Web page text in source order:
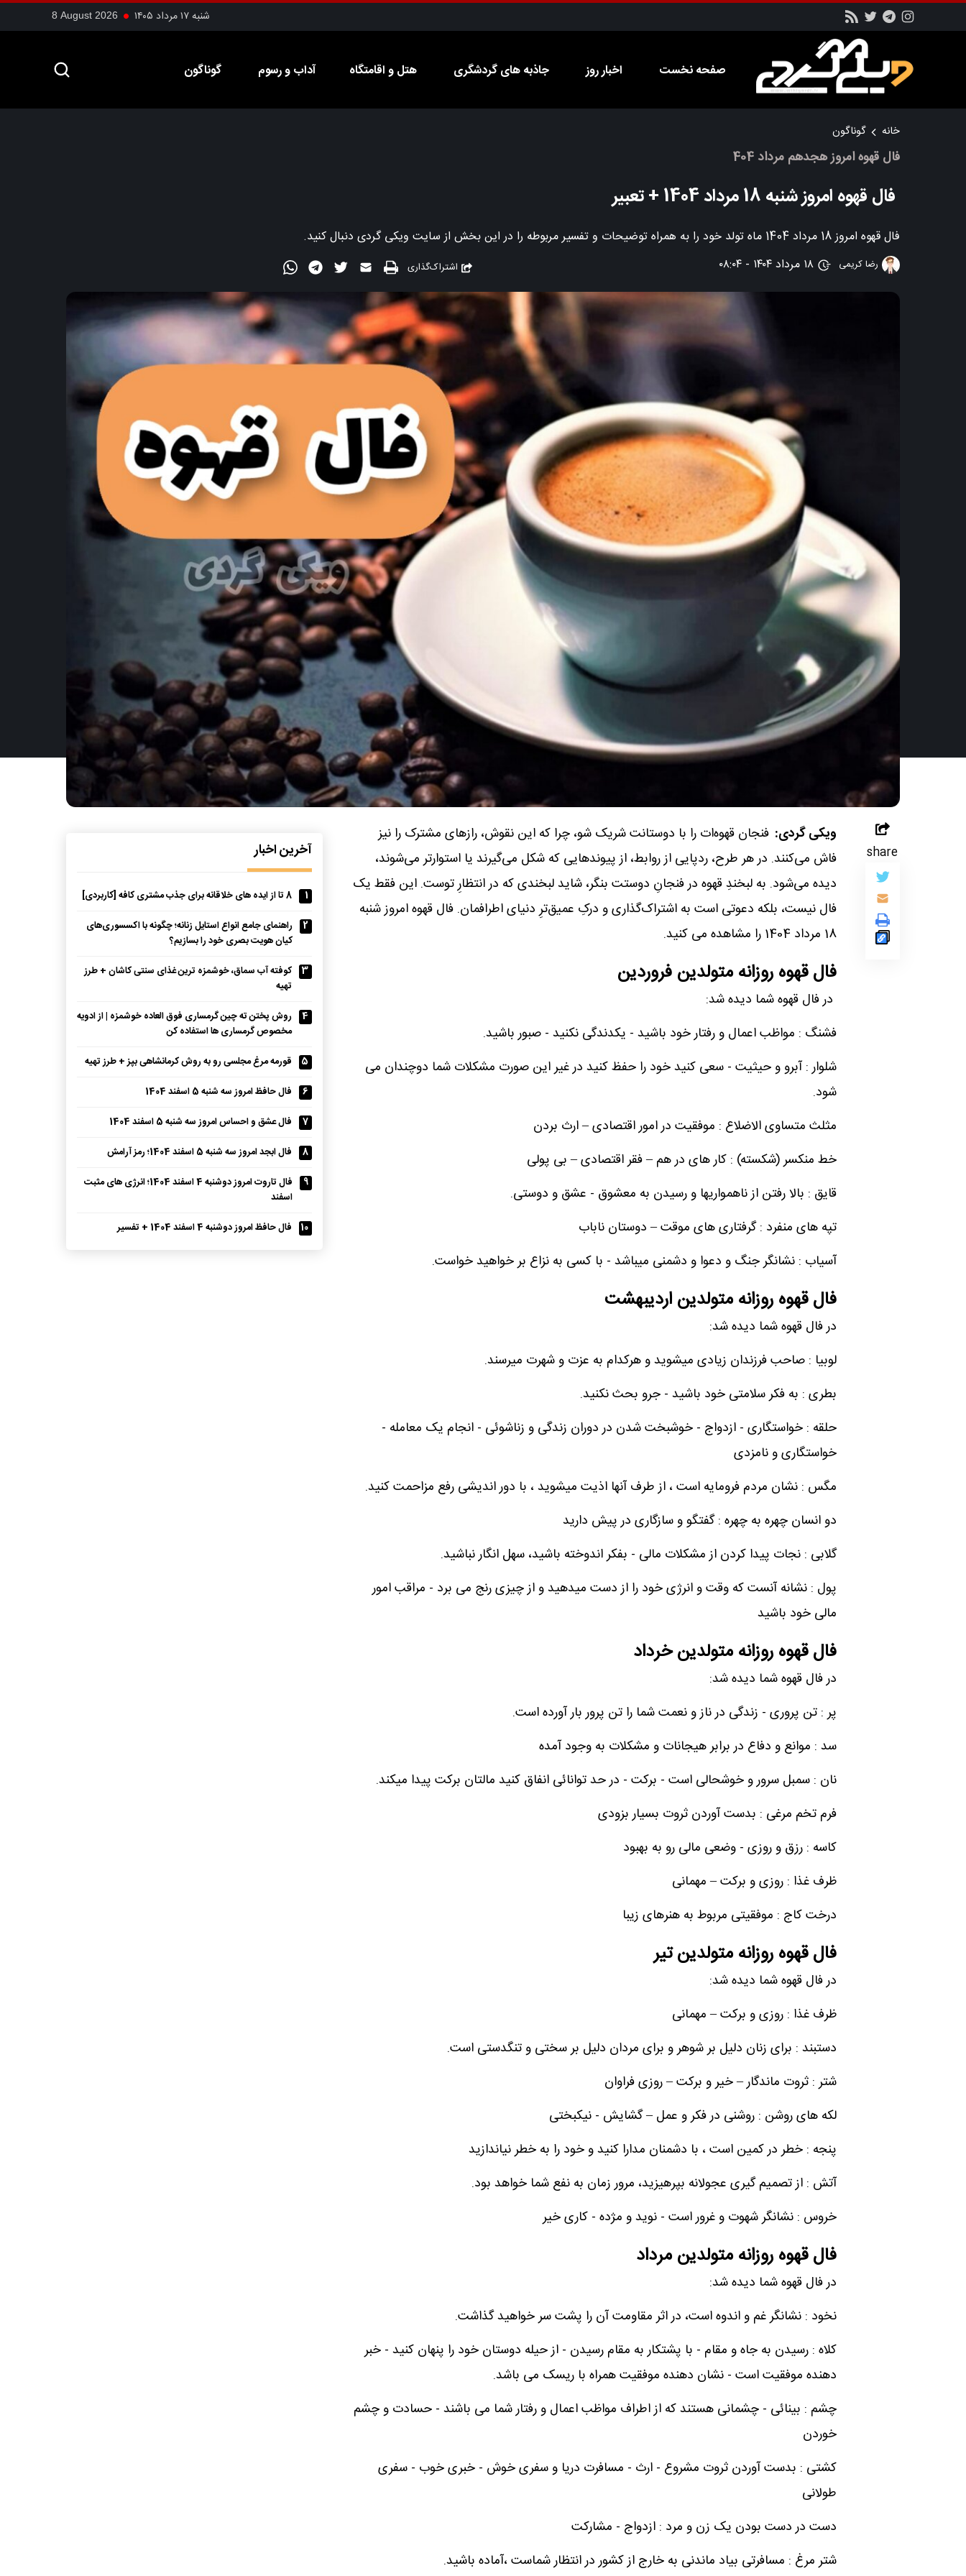
شنبه ۱۷ مرداد ۱۴۰۵ 8 August 2026
صفحه نخست اخبار روز جاذبه های گردشگری هتل و اقامتگاه آداب و رسوم گوناگون
خانه گوناگون
فال قهوه امروز هجدهم مرداد 404
فال قهوه امروز شنبه 18 مرداد 1404 + تعبیر
فال قهوه امروز 18 مرداد 1404 ماه تولد خود را به همراه توضیحات و تفسیر مربوطه را در این بخش از سایت ویکی گردی دنبال کنید.
اشتراک‌گذاری رضا کریمی ۱۸ مرداد ۱۴۰۴ - ۰۸:۰۴
ویکی گردی: فنجان قهوه‌ات را با دوستانت شریک شو، چرا که این نقوش، رازهای مشترک را نیز
فاش می‌کنند. در هر طرح، ردپایی از روابط، از پیوندهایی که شکل می‌گیرند یا استوارتر می‌شوند،
دیده می‌شود. به لبخندِ قهوه در فنجانِ دوستت بنگر، شاید لبخندی که در انتظارِ توست. این فقط یک
فال نیست، بلکه دعوتی است به اشتراک‌گذاری و درکِ عمیق‌ترِ دنیای اطرافمان. فال قهوه امروز شنبه
18 مرداد 1404 را مشاهده می کنید.
فال قهوه روزانه متولدین فروردین
در فال قهوه شما دیده شد:
فشنگ : مواظب اعمال و رفتار خود باشید - یکدندگی نکنید - صبور باشید.
شلوار : آبرو و حیثیت - سعی کنید خود را حفظ کنید در غیر این صورت مشکلات شما دوچندان می
شود.
مثلث متساوی الاضلاع : موفقیت در امور اقتصادی – ارث بردن
خط منکسر (شکسته) : کار های در هم – فقر اقتصادی – بی پولی
قایق : بالا رفتن از ناهمواریها و رسیدن به معشوق - عشق و دوستی.
تپه های منفرد : گرفتاری های موقت – دوستان ناباب
آسیاب : نشانگر جنگ و دعوا و دشمنی میباشد - با کسی به نزاع بر خواهید خواست.
فال قهوه روزانه متولدین اردیبهشت
در فال قهوه شما دیده شد:
لوبیا : صاحب فرزندان زیادی میشوید و هرکدام به عزت و شهرت میرسند.
بطری : به فکر سلامتی خود باشید - جرو بحث نکنید.
حلقه : خواستگاری - ازدواج - خوشبخت شدن در دوران زندگی و زناشوئی - انجام یک معامله -
خواستگاری و نامزدی
مگس : نشان مردم فرومایه است ، از طرف آنها اذیت میشوید ، با دور اندیشی رفع مزاحمت کنید.
دو انسان چهره به چهره : گفتگو و سازگاری در پیش دارید
گلابی : نجات پیدا کردن از مشکلات مالی - بفکر اندوخته باشید، سهل انگار نباشید.
پول : نشانه آنست که وقت و انرژی خود را از دست میدهید و از چیزی رنج می برد - مراقب امور
مالی خود باشید
فال قهوه روزانه متولدین خرداد
در فال قهوه شما دیده شد:
پر : تن پروری - زندگی در ناز و نعمت شما را تن پرور بار آورده است.
سد : موانع و دفاع در برابر هیجانات و مشکلات به وجود آمده
نان : سمبل سرور و خوشحالی است - برکت - در حد توانائی انفاق کنید مالتان برکت پیدا میکند.
فرم تخم مرغی : بدست آوردن ثروت بسیار بزودی
کاسه : رزق و روزی - وضعی مالی رو به بهبود
ظرف غذا : روزی و برکت – مهمانی
درخت کاج : موفقیتی مربوط به هنرهای زیبا
فال قهوه روزانه متولدین تیر
در فال قهوه شما دیده شد:
ظرف غذا : روزی و برکت – مهمانی
دستبند : برای زنان دلیل بر شوهر و برای مردان دلیل بر سختی و تنگدستی است.
شتر : ثروت ماندگار – خیر و برکت – روزی فراوان
لکه های روشن : روشنی در فکر و عمل – گشایش - نیکبختی
پنجه : خطر در کمین است ، با دشمنان مدارا کنید و خود را به خطر نیاندازید
آتش : از تصمیم گیری عجولانه بپرهیزید، مرور زمان به نفع شما خواهد بود.
خروس : نشانگر شهوت و غرور است - نوید و مژده - کاری خیر
فال قهوه روزانه متولدین مرداد
در فال قهوه شما دیده شد:
نخود : نشانگر غم و اندوه است، در اثر مقاومت آن را پشت سر خواهید گذاشت.
کلاه : رسیدن به جاه و مقام - با پشتکار به مقام رسیدن - از حیله دوستان خود را پنهان کنید - خبر
دهنده موفقیت است - نشان دهنده موفقیت همراه با ریسک می باشد.
چشم : بینائی - چشمانی هستند که از اطراف مواظب اعمال و رفتار شما می باشند - حسادت و چشم
خوردن
کشتی : بدست آوردن ثروت مشروع - ارث - مسافرت دریا و سفری خوش - خبری خوب - سفری
طولانی
دست در دست بودن یک زن و مرد : ازدواج - مشارکت
شتر مرغ : مسافرتی بیاد ماندنی به خارج از کشور در انتظار شماست ،آماده باشید.
آخرین اخبار
1
8 تا از ایده های خلاقانه برای جذب مشتری کافه [کاربردی]
2
راهنمای جامع انواع استایل زنانه؛ چگونه با اکسسوری‌های
کیان هویت بصری خود را بسازیم؟
3
کوفته آب سماق، خوشمزه ترین غذای سنتی کاشان + طرز
تهیه
4
روش پختن ته چین گرمساری فوق العاده خوشمزه | از ادویه
مخصوص گرمساری ها استفاده کن
5
قورمه مرغ مجلسی رو به روش کرمانشاهی بپز + طرز تهیه
6
فال حافظ امروز سه شنبه 5 اسفند 1404
7
فال عشق و احساس امروز سه شنبه 5 اسفند 1404
8
فال ابجد امروز سه شنبه 5 اسفند 1404؛ رمز آرامش
9
فال تاروت امروز دوشنبه 4 اسفند 1404؛ انرژی های مثبت
اسفند
10
فال حافظ امروز دوشنبه 4 اسفند 1404 + تفسیر
share